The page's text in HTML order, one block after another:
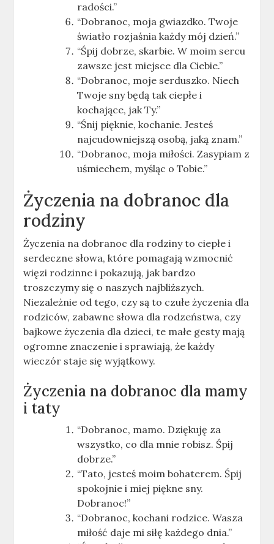
radości.”
“Dobranoc, moja gwiazdko. Twoje
światło rozjaśnia każdy mój dzień.”
“Śpij dobrze, skarbie. W moim sercu
zawsze jest miejsce dla Ciebie.”
“Dobranoc, moje serduszko. Niech
Twoje sny będą tak ciepłe i
kochające, jak Ty.”
“Śnij pięknie, kochanie. Jesteś
najcudowniejszą osobą, jaką znam.”
“Dobranoc, moja miłości. Zasypiam z
uśmiechem, myśląc o Tobie.”
Życzenia na dobranoc dla
rodziny
Życzenia na dobranoc dla rodziny to ciepłe i
serdeczne słowa, które pomagają wzmocnić
więzi rodzinne i pokazują, jak bardzo
troszczymy się o naszych najbliższych.
Niezależnie od tego, czy są to czułe życzenia dla
rodziców, zabawne słowa dla rodzeństwa, czy
bajkowe życzenia dla dzieci, te małe gesty mają
ogromne znaczenie i sprawiają, że każdy
wieczór staje się wyjątkowy.
Życzenia na dobranoc dla mamy
i taty
“Dobranoc, mamo. Dziękuję za
wszystko, co dla mnie robisz. Śpij
dobrze.”
“Tato, jesteś moim bohaterem. Śpij
spokojnie i miej piękne sny.
Dobranoc!”
“Dobranoc, kochani rodzice. Wasza
miłość daje mi siłę każdego dnia.”